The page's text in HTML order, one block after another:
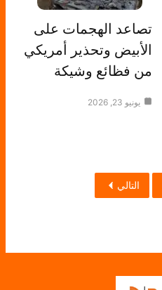
تصاعد الهجمات على
الأبيض وتحذير أمريكي
من فظائع وشيكة
يونيو 23, 2026
التالي